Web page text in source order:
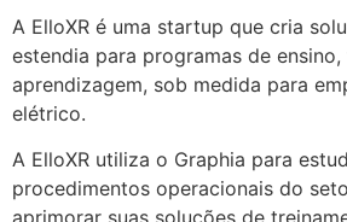
A ElloXR é uma startup que cria
estendia para programas de
aprendizagem, sob medida para
elétrico.
A ElloXR utiliza o Graphia para
procedimentos operacionais do